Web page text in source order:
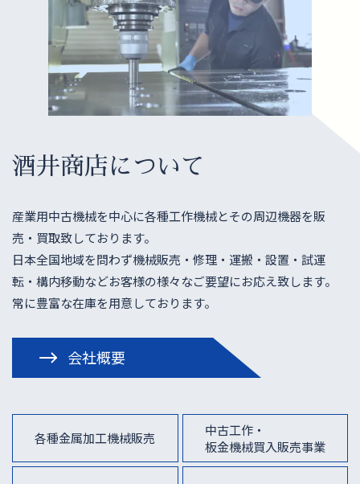
酒井商店について
産業用中古機械を中心に各種工作機械とその周辺機器を販
売・買取致しております。
日本全国地域を問わず機械販売・修理・運搬・設置・試運
転・構内移動などお客様の様々なご要望にお応え致します。
常に豊富な在庫を用意しております。
会社概要
各種金属加工機械販売
中古工作・
板金機械買入販売事業